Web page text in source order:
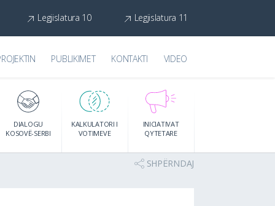
Legjislatura 10 Legjislatura 11
PUBLIKIMET KONTAKTI VIDEO
DIALOGU
KOSOVË-SERBI
KALKULATORI I
VOTIMEVE
INICIATIVAT
QYTETARE
SHPËRNDAJ